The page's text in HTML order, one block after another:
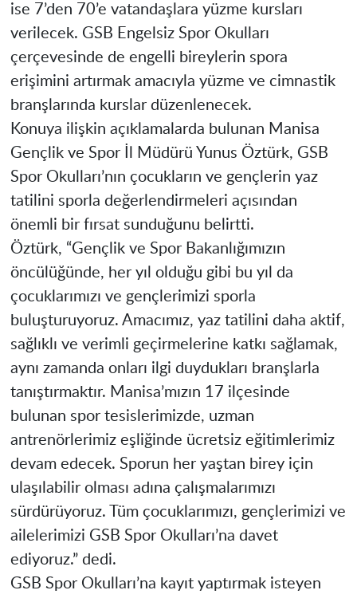
ise 7’den 70’e vatandaşlara yüzme kursları
verilecek. GSB Engelsiz Spor Okulları
çerçevesinde de engelli bireylerin spora
erişimini artırmak amacıyla yüzme ve cimnastik
branşlarında kurslar düzenlenecek.
Konuya ilişkin açıklamalarda bulunan Manisa
Gençlik ve Spor İl Müdürü Yunus Öztürk, GSB
Spor Okulları’nın çocukların ve gençlerin yaz
tatilini sporla değerlendirmeleri açısından
önemli bir fırsat sunduğunu belirtti.
Öztürk, “Gençlik ve Spor Bakanlığımızın
öncülüğünde, her yıl olduğu gibi bu yıl da
çocuklarımızı ve gençlerimizi sporla
buluşturuyoruz. Amacımız, yaz tatilini daha aktif,
sağlıklı ve verimli geçirmelerine katkı sağlamak,
aynı zamanda onları ilgi duydukları branşlarla
tanıştırmaktır. Manisa’mızın 17 ilçesinde
bulunan spor tesislerimizde, uzman
antrenörlerimiz eşliğinde ücretsiz eğitimlerimiz
devam edecek. Sporun her yaştan birey için
ulaşılabilir olması adına çalışmalarımızı
sürdürüyoruz. Tüm çocuklarımızı, gençlerimizi ve
ailelerimizi GSB Spor Okulları’na davet
ediyoruz.” dedi.
GSB Spor Okulları’na kayıt yaptırmak isteyen